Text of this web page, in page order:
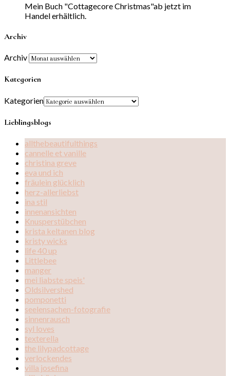
Mein Buch "Cottagecore Christmas"ab jetzt im
Handel erhältlich.
Archiv
Archiv
Kategorien
Kategorien
Lieblingsblogs
allthebeautifulthings
cannelle et vanille
christina greve
eva und ich
fräulein glücklich
herz-allerliebst
ina stil
innenansichten
Knusperstübchen
krista keltanen blog
kristy wicks
life 40 up
Littlebee
manger
mei liabste speis'
Oldsilvershed
pomponetti
seelensachen-fotografie
sinnenrausch
syl loves
texterella
the lilypadcottage
verlockendes
villa josefina